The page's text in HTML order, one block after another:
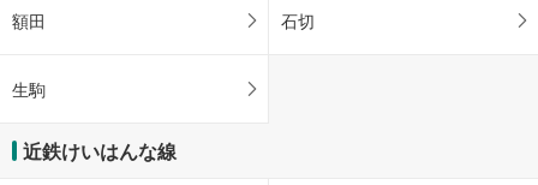
額田 石切
生駒
近鉄けいはんな線